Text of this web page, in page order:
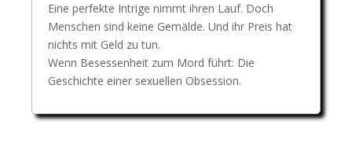
Eine perfekte Intrige nimmt ihren Lauf. Doch
Menschen sind keine Gemälde. Und ihr Preis hat
nichts mit Geld zu tun.
Wenn Besessenheit zum Mord führt: Die
Geschichte einer sexuellen Obsession.